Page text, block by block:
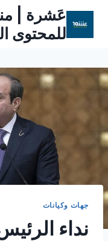
المحتوى
عَشرة |
للمحتوى
جهات وكيانات
نداء